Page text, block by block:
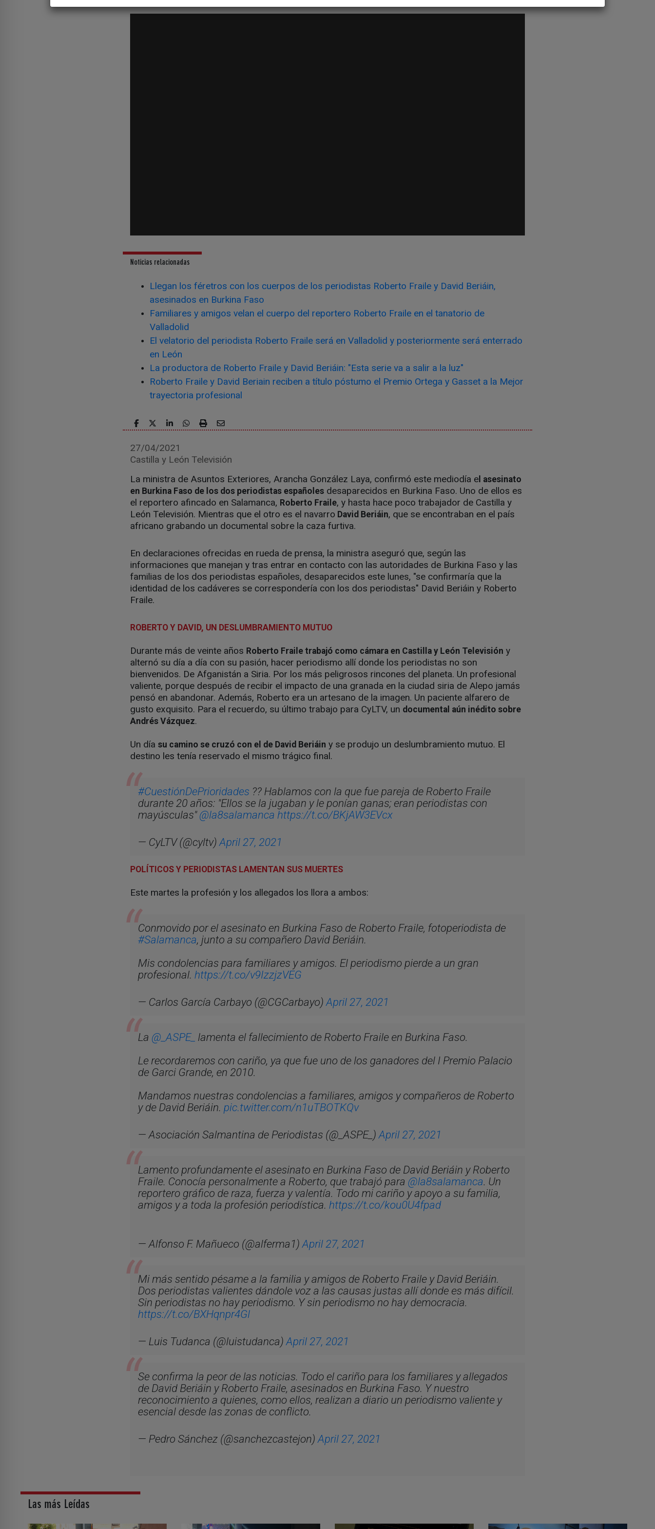
Noticias relacionadas
Llegan los féretros con los cuerpos de los periodistas Roberto Fraile y David Beriáin,
asesinados en Burkina Faso
Familiares y amigos velan el cuerpo del reportero Roberto Fraile en el tanatorio de
Valladolid
El velatorio del periodista Roberto Fraile será en Valladolid y posteriormente será enterrado
en León
La productora de Roberto Fraile y David Beriáin: "Esta serie va a salir a la luz"
Roberto Fraile y David Beriain reciben a título póstumo el Premio Ortega y Gasset a la Mejor
trayectoria profesional
27/04/2021
Castilla y León Televisión
La ministra de Asuntos Exteriores, Arancha González Laya, confirmó este mediodía e l asesinato
en Burkina Faso de los dos periodistas españoles desaparecidos en Burkina Faso. Uno de ellos es
el reportero afincado en Salamanca, Roberto Fraile, y hasta hace poco trabajador de Castilla y
León Televisión. Mientras que el otro es el navarro David Beriáin, que se encontraban en el país
africano grabando un documental sobre la caza furtiva.
En declaraciones ofrecidas en rueda de prensa, la ministra aseguró que, según las
informaciones que manejan y tras entrar en contacto con las autoridades de Burkina Faso y las
familias de los dos periodistas españoles, desaparecidos este lunes, "se confirmaría que la
identidad de los cadáveres se correspondería con los dos periodistas" David Beriáin y Roberto
Fraile.
ROBERTO Y DAVID, UN DESLUMBRAMIENTO MUTUO
Durante más de veinte años Roberto Fraile trabajó como cámara en Castilla y León Televisión y
alternó su día a día con su pasión, hacer periodismo allí donde los periodistas no son
bienvenidos. De Afganistán a Siria. Por los más peligrosos rincones del planeta. Un profesional
valiente, porque después de recibir el impacto de una granada en la ciudad siria de Alepo jamás
pensó en abandonar. Además, Roberto era un artesano de la imagen. Un paciente alfarero de
gusto exquisito. Para el recuerdo, su último trabajo para CyLTV, un documental aún inédito sobre
Andrés Vázquez.
Un día su camino se cruzó con el de David Beriáin y se produjo un deslumbramiento mutuo. El
destino les tenía reservado el mismo trágico final.
#CuestiónDePrioridades ?? Hablamos con la que fue pareja de Roberto Fraile
durante 20 años: "Ellos se la jugaban y le ponían ganas; eran periodistas con
mayúsculas"@la8salamanca https://t.co/BKjAW3EVcx
— CyLTV (@cyltv) April 27, 2021
POLÍTICOS Y PERIODISTAS LAMENTAN SUS MUERTES
Este martes la profesión y los allegados los llora a ambos:
Conmovido por el asesinato en Burkina Faso de Roberto Fraile, fotoperiodista de
#Salamanca, junto a su compañero David Beriáin.
Mis condolencias para familiares y amigos. El periodismo pierde a un gran
profesional. https://t.co/v9IzzjzVEG
— Carlos García Carbayo (@CGCarbayo) April 27, 2021
La @_ASPE_ lamenta el fallecimiento de Roberto Fraile en Burkina Faso.
Le recordaremos con cariño, ya que fue uno de los ganadores del I Premio Palacio
de Garci Grande, en 2010.
Mandamos nuestras condolencias a familiares, amigos y compañeros de Roberto
y de David Beriáin. pic.twitter.com/n1uTBOTKQv
— Asociación Salmantina de Periodistas (@_ASPE_) April 27, 2021
Lamento profundamente el asesinato en Burkina Faso de David Beriáin y Roberto
Fraile. Conocía personalmente a Roberto, que trabajó para @la8salamanca. Un
reportero gráfico de raza, fuerza y valentía. Todo mi cariño y apoyo a su familia,
amigos y a toda la profesión periodística. https://t.co/kou0U4fpad
— Alfonso F. Mañueco (@alferma1) April 27, 2021
Mi más sentido pésame a la familia y amigos de Roberto Fraile y David Beriáin.
Dos periodistas valientes dándole voz a las causas justas allí donde es más difícil.
Sin periodistas no hay periodismo. Y sin periodismo no hay democracia.
https://t.co/BXHqnpr4Gl
— Luis Tudanca (@luistudanca) April 27, 2021
Se confirma la peor de las noticias. Todo el cariño para los familiares y allegados
de David Beriáin y Roberto Fraile, asesinados en Burkina Faso. Y nuestro
reconocimiento a quienes, como ellos, realizan a diario un periodismo valiente y
esencial desde las zonas de conflicto.
— Pedro Sánchez (@sanchezcastejon) April 27, 2021
Las más Leídas